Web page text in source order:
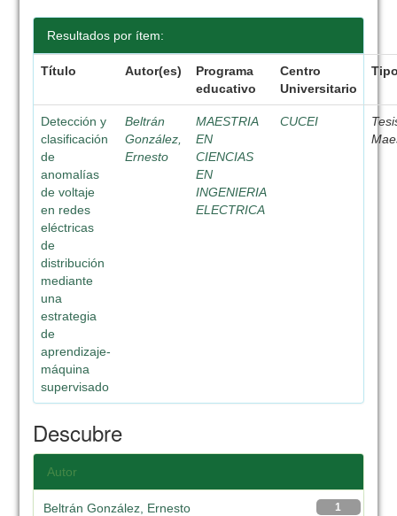
Resultados por ítem:
Título Autor(es)
Programa
educativo
Centro
Universitario
Detección y
clasificación
de
anomalías
de voltaje
en redes
eléctricas
de
distribución
mediante
una
estrategia
de
aprendizaje-
máquina
supervisado
Beltrán
González,
Ernesto
MAESTRIA
EN
CIENCIAS
EN
INGENIERIA
ELECTRICA
CUCEI
Descubre
Autor
1
Beltrán González, Ernesto